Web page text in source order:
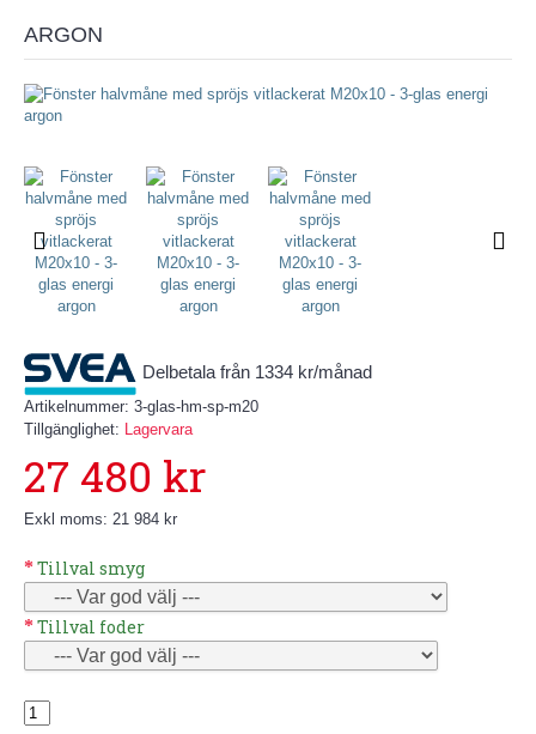
ARGON
Delbetala från 1334 kr/månad
Artikelnummer: 3-glas-hm-sp-m20
Tillgänglighet: Lagervara
27 480 kr
Exkl moms: 21 984 kr
Tillval smyg
Tillval foder